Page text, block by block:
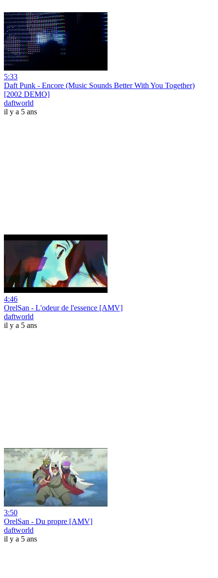
5:33
Daft Punk - Encore (Music Sounds Better With You Together)
[2002 DEMO]
daftworld
il y a 5 ans
4:46
OrelSan - L'odeur de l'essence [AMV]
daftworld
il y a 5 ans
3:50
OrelSan - Du propre [AMV]
daftworld
il y a 5 ans